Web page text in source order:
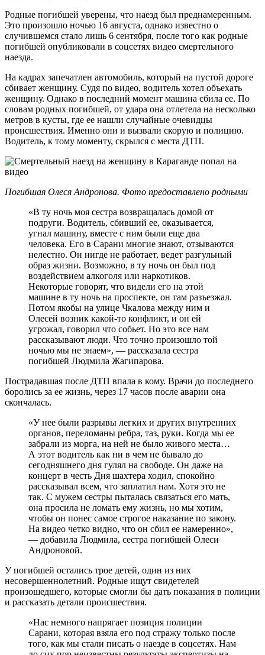
Родные погибшей уверены, что наезд был преднамеренным.
Это произошло ночью 16 августа, однако известно о
случившемся стало лишь 6 сентября, после того как родные
погибшей опубликовали в соцсетях видео смертельного
наезда.
На кадрах запечатлен автомобиль, который на пустой дороге
сбивает женщину. Судя по видео, водитель хотел объехать
женщину. Однако в последний момент машина сбила ее. По
словам родных погибшей, от удара она отлетела на несколько
метров в кусты, где ее нашли случайные очевидцы
происшествия. Именно они и вызвали скорую и полицию.
Водитель, к тому моменту, скрылся с места ДТП.
Погибшая Олеся Андронова. Фото предоставлено родными
«В ту ночь моя сестра возвращалась домой от
подруги. Водитель, сбивший ее, оказывается,
угнал машину, вместе с ним были еще два
человека. Его в Сарани многие знают, отзываются
нелестно. Он нигде не работает, ведет разгульный
образ жизни. Возможно, в ту ночь он был под
воздействием алкоголя или наркотиков.
Некоторые говорят, что видели его на этой
машине в ту ночь на проспекте, он там разъезжал.
Потом якобы на улице Чкалова между ним и
Олесей возник какой-то конфликт, и он ей
угрожал, говорил что собьет. Но это все нам
рассказывают люди. Что точно произошло той
ночью мы не знаем», — рассказала сестра
погибшей Людмила Жагипарова.
Пострадавшая после ДТП впала в кому. Врачи до последнего
боролись за ее жизнь, через 17 часов после аварии она
скончалась.
«У нее были разрывы легких и других внутренних
органов, переломаны ребра, таз, руки. Когда мы ее
забрали из морга, на ней не было живого места…
А этот водитель как ни в чем не бывало до
сегодняшнего дня гулял на свободе. Он даже на
концерт в честь Дня шахтера ходил, спокойно
рассказывал всем, что заплатил нам. Хотя это не
так. С мужем сестры пыталась связаться его мать,
она просила не ломать ему жизнь, но мы хотим,
чтобы он понес самое строгое наказание по закону.
На видео четко видно, что он сбил ее намеренно»,
— добавила Людмила, сестра погибшей Олеси
Андроновой.
У погибшей остались трое детей, один из них
несовершеннолетний. Родные ищут свидетелей
произошедшего, которые смогли бы дать показания в полиции
и рассказать детали происшествия.
«Нас немного напрягает позиция полиции
Сарани, которая взяла его под стражу только после
того, как мы стали писать о наезде в соцсетях. Нам